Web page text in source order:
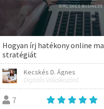
Hogyan írj hatékony online
stratégiát
Kecskés D. Ágnes
Digitális Vállalkozónő
7